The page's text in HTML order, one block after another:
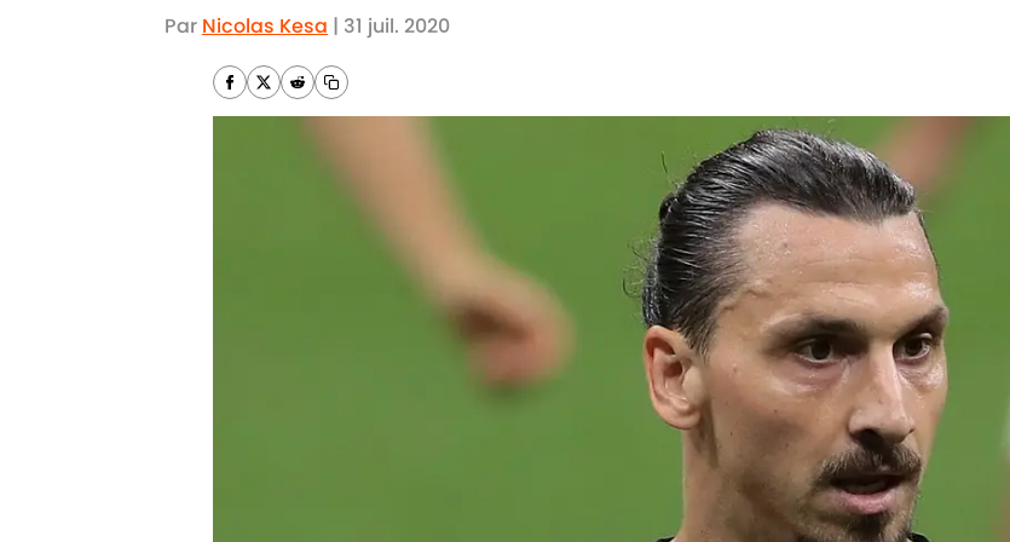
Par Nicolas Kesa | 31 juil. 2020